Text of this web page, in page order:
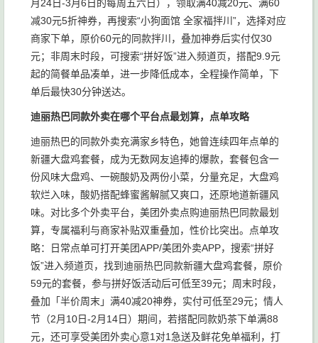
月24日-3月6日的每周五六日），领取满40减20元、满60
减30元5折神券，再搜索“小狗面馆 全家福拌川”，选择对应
商家下单，原价60元的同款拌川，叠加神券后实付仅30
元；非周末时段，可搜索“拼好饭”进入频道页，搭配9.9元
起的简餐单品凑单，进一步降低成本，全程操作简单，下
单后最快30分钟送达。
迪丽热巴同款外卖在哪个平台点最划算，点单攻略
迪丽热巴的同款外卖充满家乡特色，她曾连续四年点单的
新疆大盘鸡套餐，成为无数网友追捧的爆款，套餐包含一
份风味大盘鸡、一碗酸奶及两份小菜，分量充足，大盘鸡
软烂入味，酸奶搭配蜂蜜酱解腻又爽口，还原地道新疆风
味。对比多个外卖平台，美团外卖点购迪丽热巴同款最划
算，专属福利与商家补贴双重叠加，性价比突出。点单攻
略：日常点单可打开美团APP/美团外卖APP，搜索“拼好
饭”进入频道页，找到迪丽热巴同款新疆大盘鸡套餐，原价
59元的套餐，参与拼好饭活动后可低至39元；周末时段，
叠加「半价周末」满40减20神券，实付可低至29元；情人
节（2月10日-2月14日）期间，若搭配同款奶茶下单满88
元，还可享受美团外卖心意1对1急送及鲜花免单福利，打